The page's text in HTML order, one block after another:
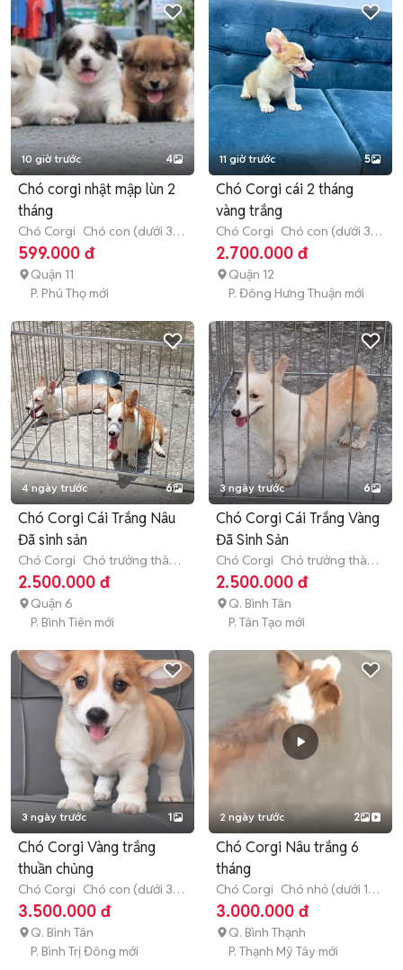
10 giờ trước 4
Chó corgi nhật mập lùn 2
tháng
Chó Corgi Chó con (dưới 3
tháng tuổi)
599.000 đ
Quận 11
P. Phú Thọ mới
11 giờ trước 5
Chó Corgi cái 2 tháng
vàng trắng
Chó Corgi Chó con (dưới 3
tháng tuổi)
2.700.000 đ
Quận 12
P. Đông Hưng Thuận mới
4 ngày trước 6
Chó Corgi Cái Trắng Nâu
Đã sinh sản
Chó Corgi Chó trưởng thành
(hơn 1 tuổi)
2.500.000 đ
Quận 6
P. Bình Tiên mới
3 ngày trước 6
Chó Corgi Cái Trắng Vàng
Đã Sinh Sản
Chó Corgi Chó trưởng thành
(hơn 1 tuổi)
2.500.000 đ
Q. Bình Tân
P. Tân Tạo mới
3 ngày trước 1
Chó Corgi Vàng trắng
thuần chủng
Chó Corgi Chó con (dưới 3
tháng tuổi)
3.500.000 đ
Q. Bình Tân
P. Bình Trị Đông mới
2 ngày trước 2
Chó Corgi Nâu trắng 6
tháng
Chó Corgi Chó nhỏ (dưới 1
năm tuổi)
3.000.000 đ
Q. Bình Thạnh
P. Thạnh Mỹ Tây mới